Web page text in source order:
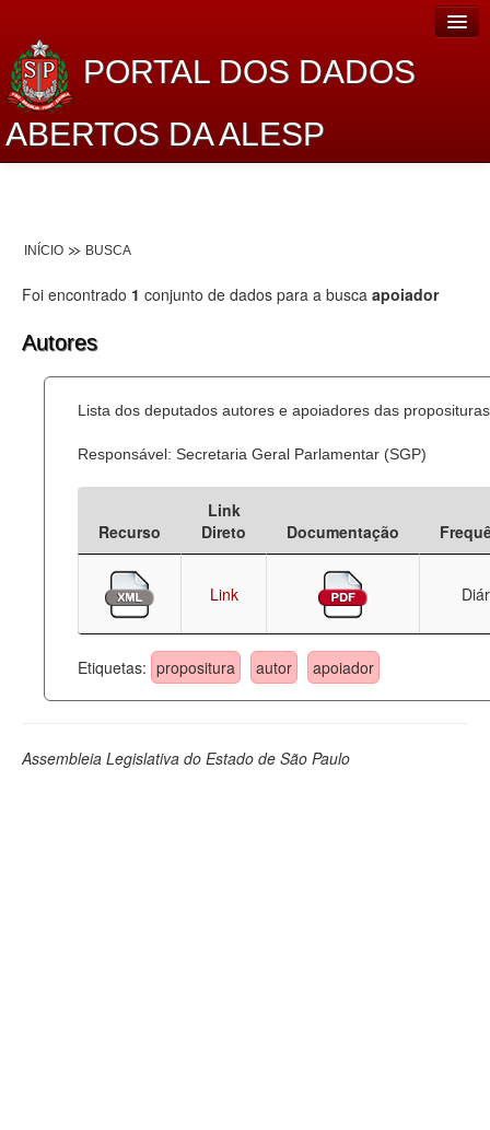
PORTAL DOS DADOS
ABERTOS DA ALESP
Lei de Acesso à Informação
Dados Governamentais Abertos
Processo Legislativo
Deputados Estaduais
Administração
Legislação
Perguntas frequentes
INÍCIO BUSCA
Foi encontrado 1 conjunto de dados para a busca apoiador
Autores
Lista dos deputados autores e apoiadores das
Responsável: Secretaria Geral Parlamentar (SGP)
Recurso
Link
Direto
Documentação
Link
Etiquetas: propositura autor apoiador
Assembleia Legislativa do Estado de São Paulo